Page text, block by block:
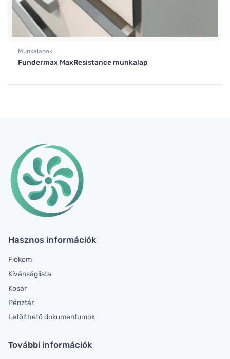
Munkalapok
Fundermax MaxResistance munkalap
Hasznos információk
Fiókom
Kívánságlista
Kosár
Pénztár
Letölthető dokumentumok
További információk